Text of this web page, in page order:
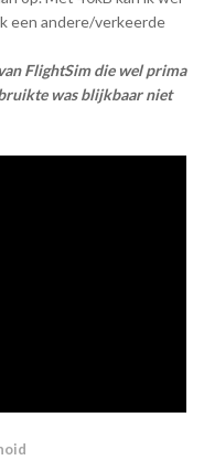
een andere/verkeerde
FlightSim die wel prima
was blijkbaar niet